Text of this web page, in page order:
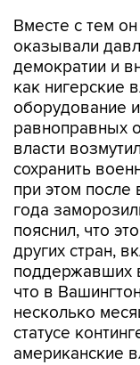
Вместе с тем
оказывали
демократии и
как нигерские
оборудование
равноправных
власти
сохранить
при этом
года
пояснил, что
других стран,
поддержавших
что в
несколько
статусе
американские